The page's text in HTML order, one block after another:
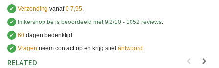
✔ Verzending vanaf€ 7,95.
✔
Imkershop.be is beoordeeld met9.2/10 - 1052 reviews.
✔ 60 dagen bedenktijd.
✔ Vragen neem contact op en krijg snel antwoord .
RELATED